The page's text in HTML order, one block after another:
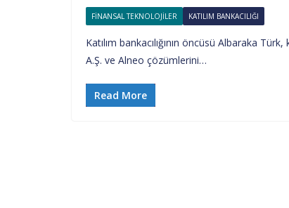
FINANSAL TEKNOLOJILER KATILIM BANKACILIĞI
Katılım bankacılığının öncüsü Albaraka
A.Ş. ve Alneo çözümlerini…
Read More